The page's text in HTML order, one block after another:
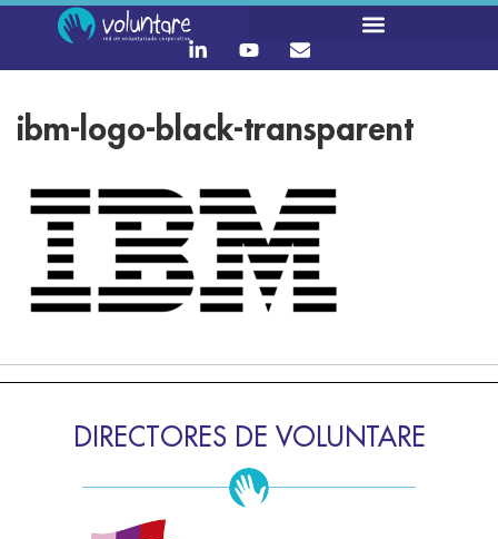
ibm-logo-black-transparent
DIRECTORES DE VOLUNTARE